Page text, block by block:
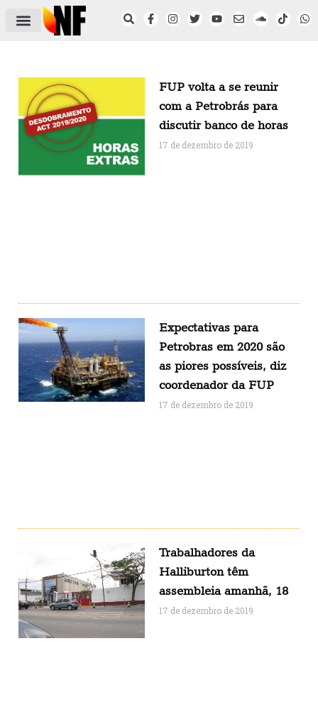
FUP volta a se reunir
com a Petrobrás para
discutir banco de horas
17 de dezembro de 2019
Expectativas para
Petrobras em 2020 são
as piores possíveis, diz
coordenador da FUP
17 de dezembro de 2019
Trabalhadores da
Halliburton têm
assembleia amanhã, 18
17 de dezembro de 2019